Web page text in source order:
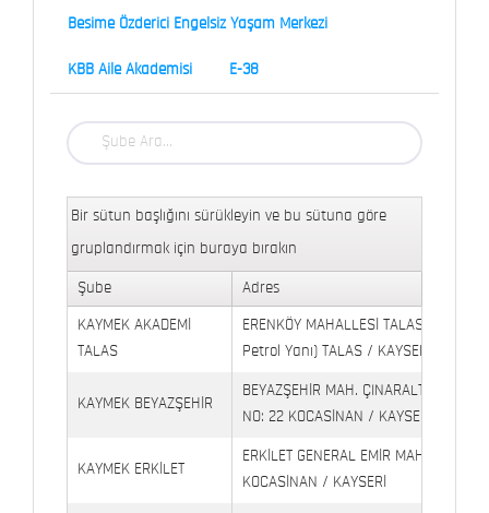
Besime Özderici Engelsiz Yaşam Merkezi
KBB Aile Akademisi E-38
Bir sütun başlığını sürükleyin ve bu sütuna göre
gruplandırmak için buraya bırakın
Şube Adres
KAYMEK AKADEMİ
TALAS
ERENKÖY MAHALLESİ TALAS
Petrol Yanı) TALAS / KAYSERİ
KAYMEK BEYAZŞEHİR
BEYAZŞEHİR MAH. ÇINARALTI
NO: 22 KOCASİNAN / KAYSERİ
KAYMEK ERKİLET
ERKİLET GENERAL EMİR MAH.
KOCASİNAN / KAYSERİ